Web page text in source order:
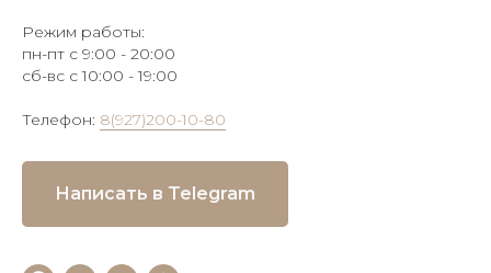
Режим работы:
пн-пт с 9:00 - 20:00
сб-вс с 10:00 - 19:00
Телефон: 8(927)200-10-80
Написать в Telegram